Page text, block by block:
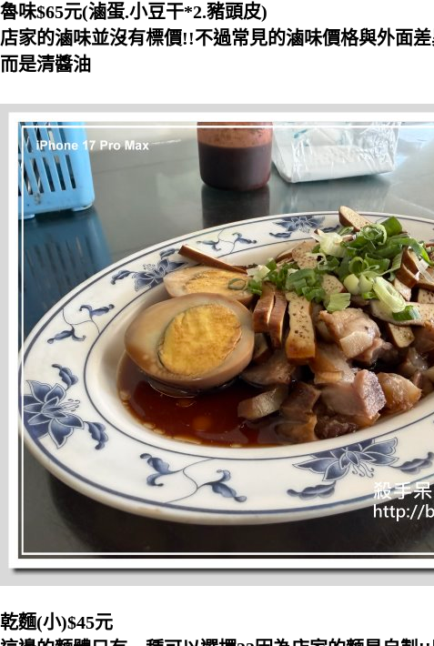
魯味$65元(滷蛋.小豆干*2.豬頭皮)
店家的滷味並沒有標價!!不過常見的滷味價格與外面
而是清醬油
乾麵(小)$45元